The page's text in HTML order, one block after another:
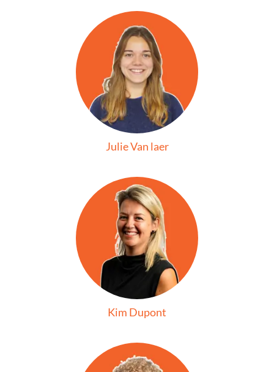
Julie Van laer
Kim Dupont